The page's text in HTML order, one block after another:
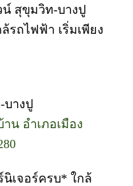
น์ สุขุมวิท-บางปู
ถไฟฟ้า เริ่มเพียง
บางปู
น อำเภอเมือง
นิเจอร์ครบ* ใกล้